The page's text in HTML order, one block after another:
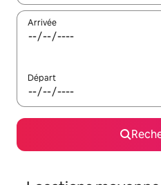
Arrivée
Départ